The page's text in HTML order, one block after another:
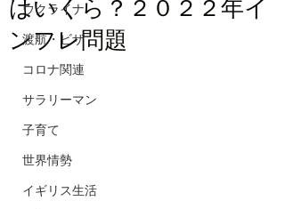
ウクライナ
渡航・ビザ
コロナ関連
サラリーマン
子育て
世界情勢
イギリス生活
ンフレ問題